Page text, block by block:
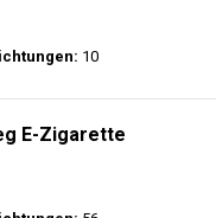
10
E-Zigarette